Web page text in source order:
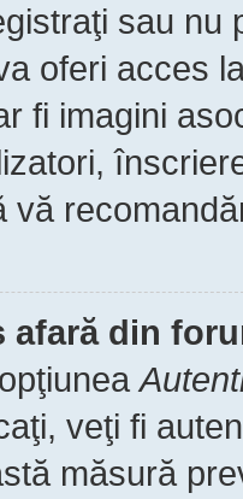
sau nu
oferi acces
fi imagini
vă
afară din
veţi fi
măsură